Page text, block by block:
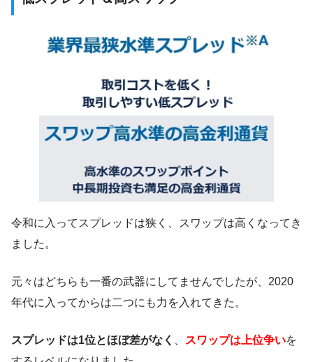
令和に入ってスプレッドは狭く、スワップは高くなってき
ました。
元々はどちらも一番の武器にしてませんでしたが、2020
年代に入ってからは二つにも力を入れてきた。
スプレッドは1位とほぼ差がなく スワップは上位争いを